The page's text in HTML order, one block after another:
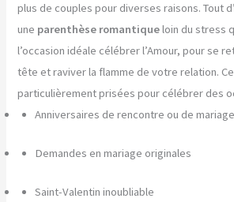
plus de couples pour diverses raisons. Tout
une parenthèse romantiqueloin du stress
l’occasion idéale célébrer l’Amour, pour se
tête et raviver la flamme de votre relation.
particulièrement prisées pour célébrer des
Anniversaires de rencontre ou de mariage
Demandes en mariage originales
Saint-Valentin inoubliable